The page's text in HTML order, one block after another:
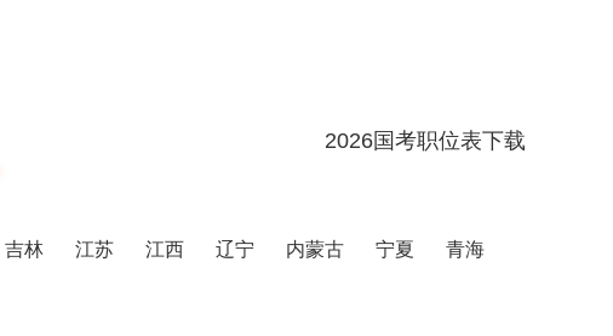
2026国考职位表下载
吉林 江苏 江西 辽宁 内蒙古 宁夏 青海